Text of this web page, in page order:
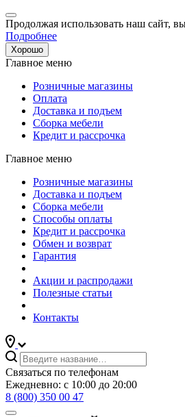
Продолжая использовать наш сайт,
Подробнее
Хорошо
Главное меню
Розничные магазины
Оплата
Доставка и подъем
Сборка мебели
Кредит и рассрочка
Главное меню
Розничные магазины
Доставка и подъем
Сборка мебели
Способы оплаты
Кредит и рассрочка
Обмен и возврат
Гарантия
Акции и распродажи
Полезные статьи
Контакты
Связаться по телефонам
Ежедневно: с 10:00 до 20:00
8 (800) 350 00 47